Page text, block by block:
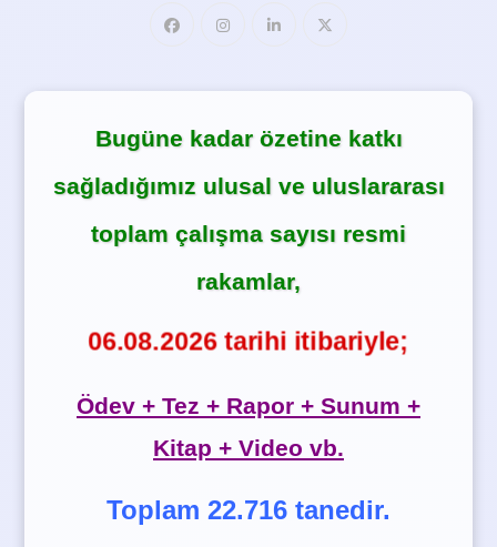
Bugüne kadar özetine katkı
sağladığımız ulusal ve uluslararası
toplam çalışma sayısı resmi
rakamlar,
06.08.2026 tarihi itibariyle;
Ödev + Tez + Rapor + Sunum +
Kitap + Video vb.
Toplam 22.716 tanedir.